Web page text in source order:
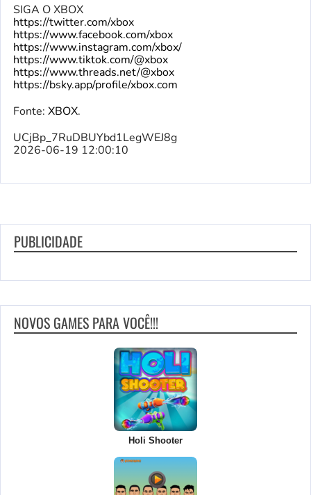
SIGA O XBOX
https://twitter.com/xbox
https://www.facebook.com/xbox
https://www.instagram.com/xbox/
https://www.tiktok.com/@xbox
https://www.threads.net/@xbox
https://bsky.app/profile/xbox.com
Fonte: XBOX.
UCjBp_7RuDBUYbd1LegWEJ8g
2026-06-19 12:00:10
PUBLICIDADE
NOVOS GAMES PARA VOCÊ!!!
Holi Shooter